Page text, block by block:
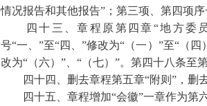
情况报告和其他报告”；第三项、第四项
四十三、章程原第四章“地方委员
号“一、”至“四、”修改为“（一）”至“（
改为“（六）”、“（七）”。第四十八条至
四十四、删去章程第五章“附则”，删去
四十五、章程增加“会徽”一章作为第